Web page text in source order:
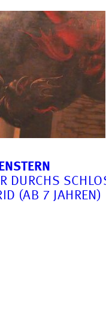
DURCHS
(AB 7 JAHREN)